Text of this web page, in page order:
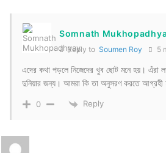
Somnath
Reply to Soumen Roy 5
এদের কথা পড়লে নিজেদের খুব ছোট মনে হয়। এঁরা
দুনিয়ার জন্য। আমরা কি তা অনুসরণ করতে আগ্রহী
0 Reply